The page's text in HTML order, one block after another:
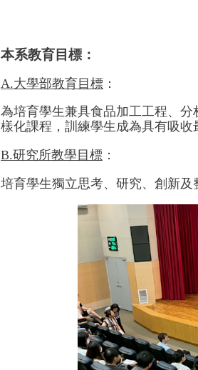
本系教育目標：
A.大學部教育目標 ：
為培育學生兼具食品加工工程、
樣化課程，訓練學生成為具有吸
B.研究所教學目標 ：
培育學生獨立思考、研究、創新